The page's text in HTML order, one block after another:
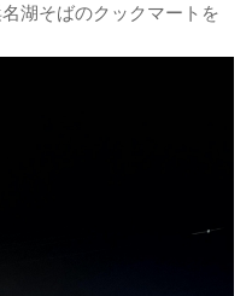
湖そばのクックマートを